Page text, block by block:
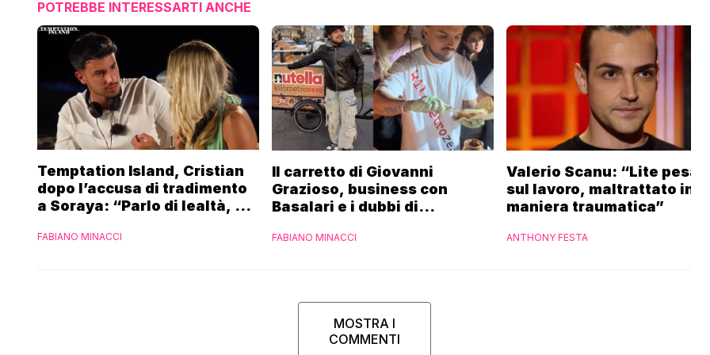
POTREBBE INTERESSARTI ANCHE
Temptation Island, Cristian
dopo l’accusa di tradimento
a Soraya: “Parlo di lealtà, ma
FABIANO MINACCI
Il carretto di Giovanni
Grazioso, business con
Basalari e i dubbi di
Ferrero”
FABIANO MINACCI
Valerio Scanu: “Lite
sul lavoro, maltrattato in
maniera traumatica”
ANTHONY FESTA
MOSTRA I
COMMENTI